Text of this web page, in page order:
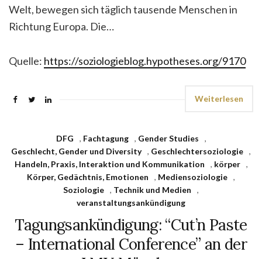
Welt, bewegen sich täglich tausende Menschen in
Richtung Europa. Die…
Quelle: https://soziologieblog.hypotheses.org/9170
Weiterlesen
DFG , Fachtagung , Gender Studies
,
Geschlecht, Gender und Diversity , Geschlechtersoziologie ,
Handeln, Praxis, Interaktion und Kommunikation
, körper
,
Körper, Gedächtnis, Emotionen
, Mediensoziologie ,
Soziologie , Technik und Medien
,
veranstaltungsankündigung
Tagungsankündigung: “Cut’n Paste
– International Conference” an der